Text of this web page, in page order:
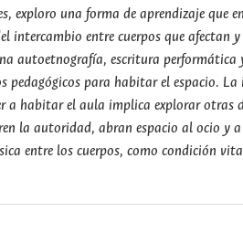
exploro una forma de aprendizaje que
intercambio entre cuerpos que afectan
autoetnografía, escritura performática
pedagógicos para habitar el espacio. La
a habitar el aula implica explorar otras
la autoridad, abran espacio al ocio y
entre los cuerpos, como condición